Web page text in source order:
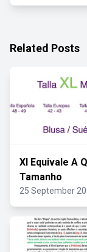
Related Posts
Xl Equivale A
Tamanho
25 September